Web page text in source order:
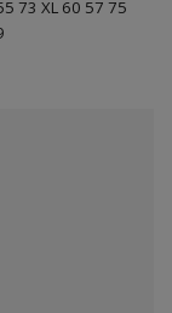
73 XL 60 57 75